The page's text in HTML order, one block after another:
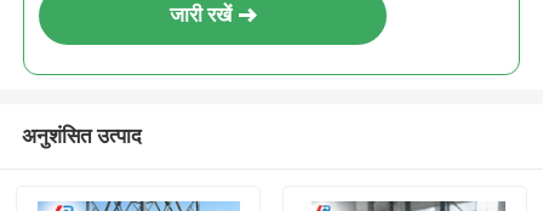
जारी रखें
अनुशंसित उत्पाद